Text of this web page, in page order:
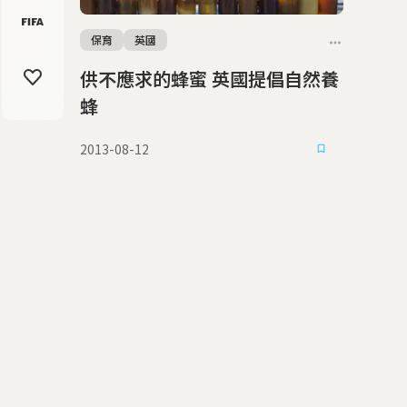
供不應求的蜂蜜 英國提倡自然養
蜂
保育 英國
2013-08-12